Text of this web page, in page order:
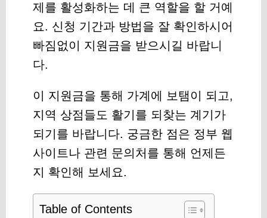
제를 활성화하는 데 큰 역할을 할 거예
요. 신청 기간과 방법을 잘 확인하시어
빠짐없이 지원금을 받으시길 바랍니
다.
이 지원금을 통해 가계에 보탬이 되고,
지역 상점들도 활기를 되찾는 계기가
되기를 바랍니다. 궁금한 점은 정부 웹
사이트나 관련 문의처를 통해 언제든
지 확인해 보세요.
Table of Contents